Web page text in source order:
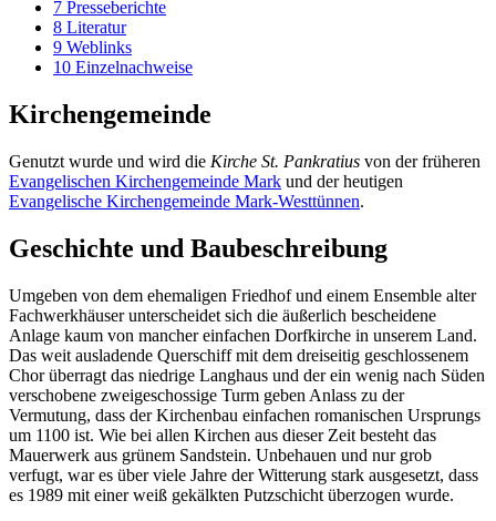
7 Presseberichte
8 Literatur
9 Weblinks
10 Einzelnachweise
Kirchengemeinde
Genutzt wurde und wird die Kirche St. Pankratius von der früheren
Evangelischen Kirchengemeinde Mark und der heutigen
Evangelische Kirchengemeinde Mark-Westtünnen.
Geschichte und Baubeschreibung
Umgeben von dem ehemaligen Friedhof und einem Ensemble alter
Fachwerkhäuser unterscheidet sich die äußerlich bescheidene
Anlage kaum von mancher einfachen Dorfkirche in unserem Land.
Das weit ausladende Querschiff mit dem dreiseitig geschlossenem
Chor überragt das niedrige Langhaus und der ein wenig nach Süden
verschobene zweigeschossige Turm geben Anlass zu der
Vermutung, dass der Kirchenbau einfachen romanischen Ursprungs
um 1100 ist. Wie bei allen Kirchen aus dieser Zeit besteht das
Mauerwerk aus grünem Sandstein. Unbehauen und nur grob
verfugt, war es über viele Jahre der Witterung stark ausgesetzt, dass
es 1989 mit einer weiß gekälkten Putzschicht überzogen wurde.